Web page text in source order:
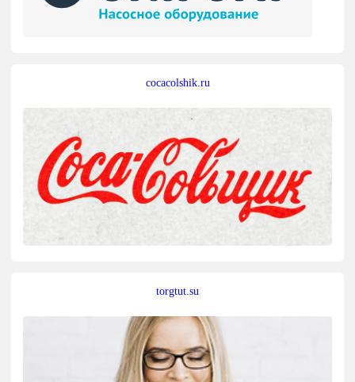
cocacolshik.ru
torgtut.su